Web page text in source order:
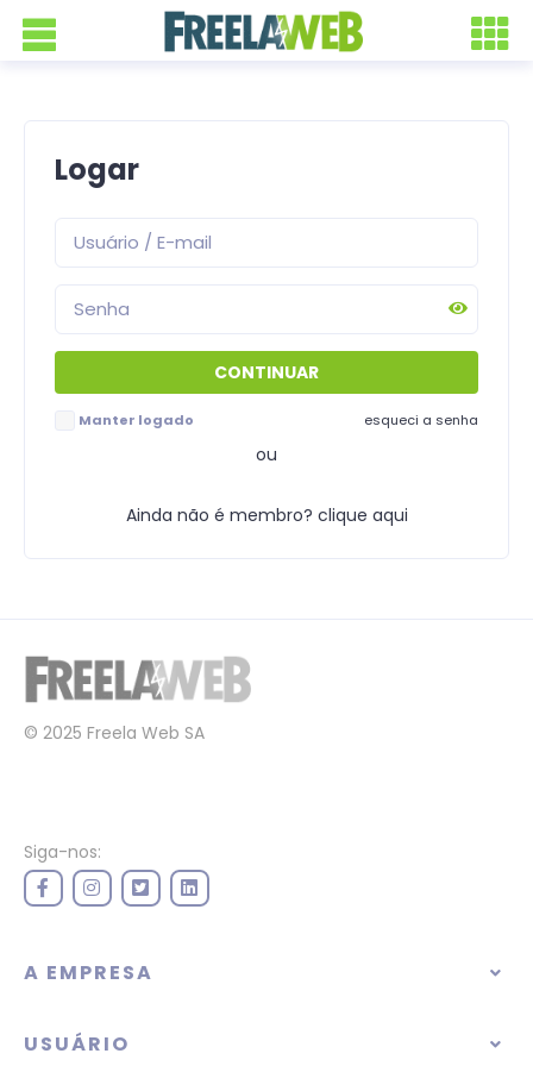
Logar
Manter logado esqueci a senha
ou
Ainda não é membro? clique aqui
© 2025 Freela Web SA
Siga-nos:
A EMPRESA
USUÁRIO